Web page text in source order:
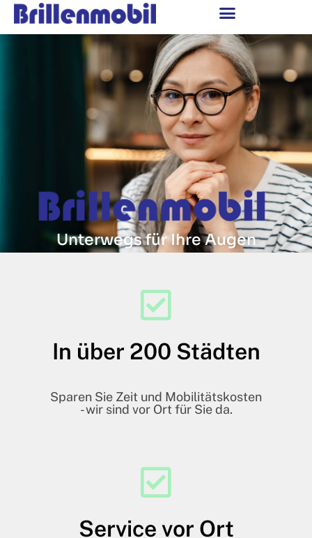
Unterwegs für Ihre Augen
In über 200 Städten
Sparen Sie Zeit und Mobilitätskosten
- wir sind vor Ort für Sie da.
Service vor Ort